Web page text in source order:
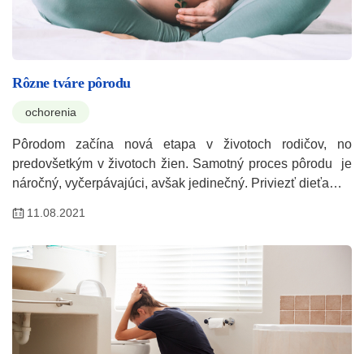
Rôzne tváre pôrodu
ochorenia
Pôrodom začína nová etapa v životoch rodičov, no
predovšetkým v životoch žien. Samotný proces pôrodu je
náročný, vyčerpávajúci, avšak jedinečný. Priviezť dieťa…
11.08.2021